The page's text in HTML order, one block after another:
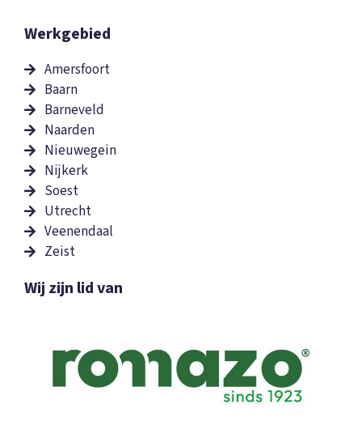
Werkgebied
Amersfoort
Baarn
Barneveld
Naarden
Nieuwegein
Nijkerk
Soest
Utrecht
Veenendaal
Zeist
Wij zijn lid van